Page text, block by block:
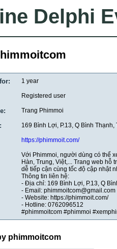
Delphi
1 year
Registered user
Trang Phimmoi
169 Bình Lợi, P.13, Q Bình Thạnh,
https://phimmoit.com/
Với Phimmoi, người dùng có thể
Hàn, Trung, Việt,... Trang web
dễ tiếp cận cùng tốc độ cập nhật
Thông tin liên hệ:
- Địa chỉ: 169 Bình Lợi, P.13, Q
- Email: phimmoitcom@gmail.com
- Website: https://phimmoit.com/
- Hotline: 0762096512
#phimmoitcom #phimmoi
phimmoitcom